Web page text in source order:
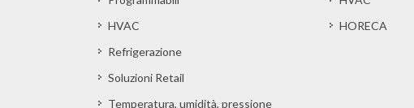
HVAC
Refrigerazione
Soluzioni Retail
Temperatura, umidità, pressione
HORECA